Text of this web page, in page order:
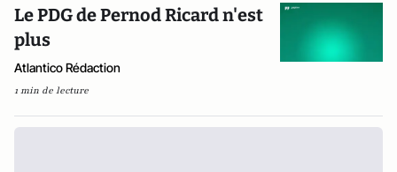
Le PDG de Pernod Ricard n'est
plus
Atlantico Rédaction
1 min de lecture